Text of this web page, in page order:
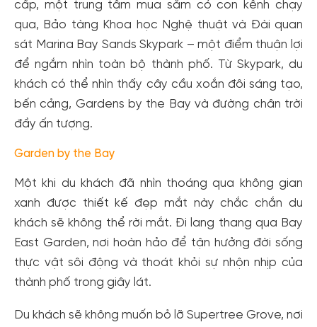
cấp, một trung tâm mua sắm có con kênh chạy
qua, Bảo tàng Khoa học Nghệ thuật và Đài quan
sát Marina Bay Sands Skypark – một điểm thuận lợi
để ngắm nhìn toàn bộ thành phố. Từ Skypark, du
khách có thể nhìn thấy cây cầu xoắn đôi sáng tạo,
bến cảng, Gardens by the Bay và đường chân trời
đầy ấn tượng.
Garden by the Bay
Một khi du khách đã nhìn thoáng qua không gian
xanh được thiết kế đẹp mắt này chắc chắn du
khách sẽ không thể rời mắt. Đi lang thang qua Bay
East Garden, nơi hoàn hảo để tận hưởng đời sống
thực vật sôi động và thoát khỏi sự nhộn nhịp của
thành phố trong giây lát.
Du khách sẽ không muốn bỏ lỡ Supertree Grove, nơi